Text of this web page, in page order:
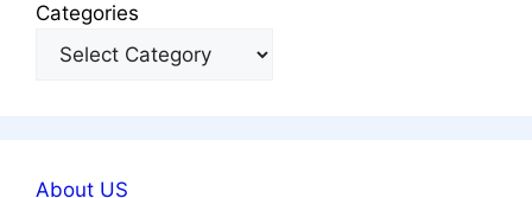
Categories
About US